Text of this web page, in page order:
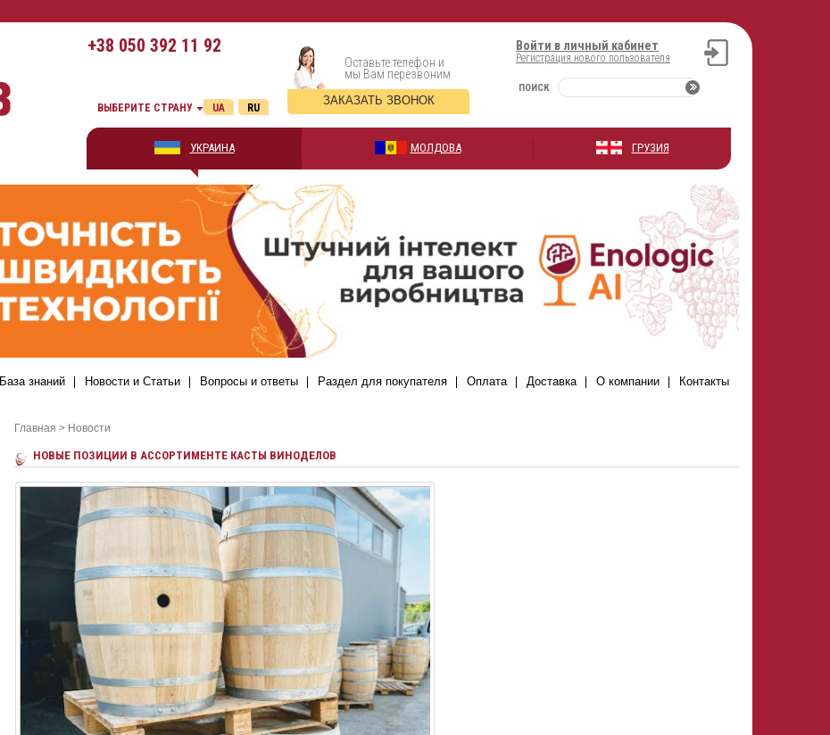
+38 050 392 11 92 Войти в личный кабинет
Регистрация нового пользователя
ПОИСК
Оставьте телефон и
мы Вам перезвоним
ЗАКАЗАТЬ ЗВОНОК
ВЫБЕРИТЕ СТРАНУ RU
UA
УКРАИНА МОЛДОВА ГРУЗИЯ
База знаний Новости и Статьи Вопросы и ответы Раздел для покупателя Оплата Доставка О компании Контакты
Главная > Новости
НОВЫЕ ПОЗИЦИИ В АССОРТИМЕНТЕ КАСТЫ ВИНОДЕЛОВ